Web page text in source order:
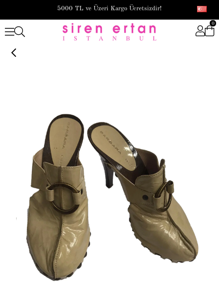
5000 TL ve Üzeri Kargo Ücretsizdir!
0